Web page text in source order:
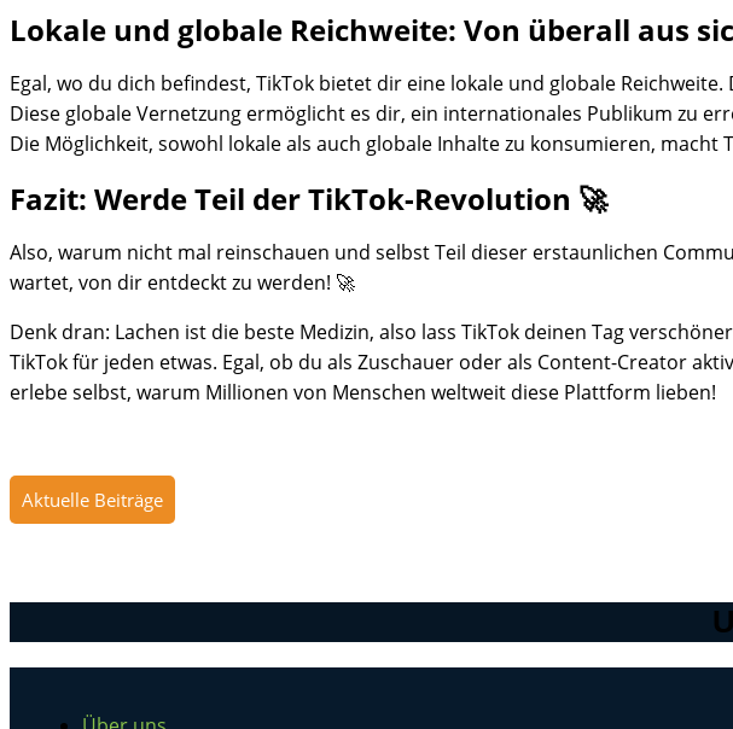
Lokale und globale Reichweite: Von überall aus
Egal, wo du dich befindest, TikTok bietet dir eine lokale und globale
Diese globale Vernetzung ermöglicht es dir, ein internationales Publikum zu
Die Möglichkeit, sowohl lokale als auch globale Inhalte zu konsumieren,
Fazit: Werde Teil der TikTok-Revolution 🚀
Also, warum nicht mal reinschauen und selbst Teil dieser erstaunlichen
wartet, von dir entdeckt zu werden! 🚀
Denk dran: Lachen ist die beste Medizin, also lass TikTok deinen Tag
TikTok für jeden etwas. Egal, ob du als Zuschauer oder als Content-Creator
erlebe selbst, warum Millionen von Menschen weltweit diese Plattform lieben!
Aktuelle Beiträge